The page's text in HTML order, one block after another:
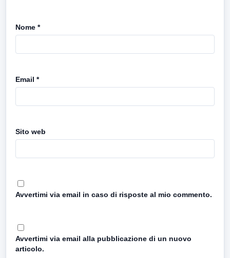
Nome *
Email *
Sito web
Avvertimi via email in caso di risposte al mio commento.
Avvertimi via email alla pubblicazione di un nuovo
articolo.